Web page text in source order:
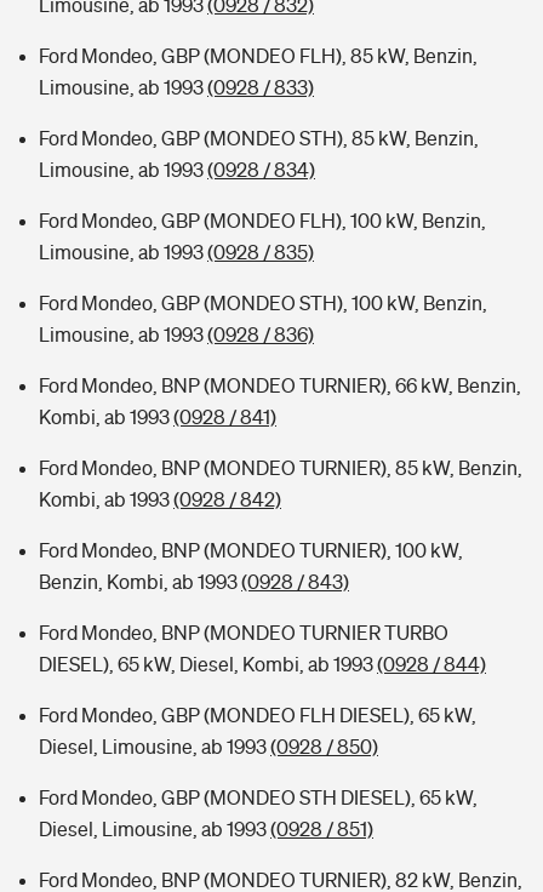
Limousine, ab 1993(0928 / 832)
Ford Mondeo, GBP (MONDEO FLH), 85 kW, Benzin,
Limousine, ab 1993(0928 / 833)
Ford Mondeo, GBP (MONDEO STH), 85 kW, Benzin,
Limousine, ab 1993(0928 / 834)
Ford Mondeo, GBP (MONDEO FLH), 100 kW, Benzin,
Limousine, ab 1993(0928 / 835)
Ford Mondeo, GBP (MONDEO STH), 100 kW, Benzin,
Limousine, ab 1993(0928 / 836)
Ford Mondeo, BNP (MONDEO TURNIER), 66 kW, Benzin,
Kombi, ab 1993(0928 / 841)
Ford Mondeo, BNP (MONDEO TURNIER), 85 kW, Benzin,
Kombi, ab 1993(0928 / 842)
Ford Mondeo, BNP (MONDEO TURNIER), 100 kW,
Benzin, Kombi, ab 1993(0928 / 843)
Ford Mondeo, BNP (MONDEO TURNIER TURBO
DIESEL), 65 kW, Diesel, Kombi, ab 1993(0928 / 844)
Ford Mondeo, GBP (MONDEO FLH DIESEL), 65 kW,
Diesel, Limousine, ab 1993(0928 / 850)
Ford Mondeo, GBP (MONDEO STH DIESEL), 65 kW,
Diesel, Limousine, ab 1993(0928 / 851)
Ford Mondeo, BNP (MONDEO TURNIER), 82 kW, Benzin,